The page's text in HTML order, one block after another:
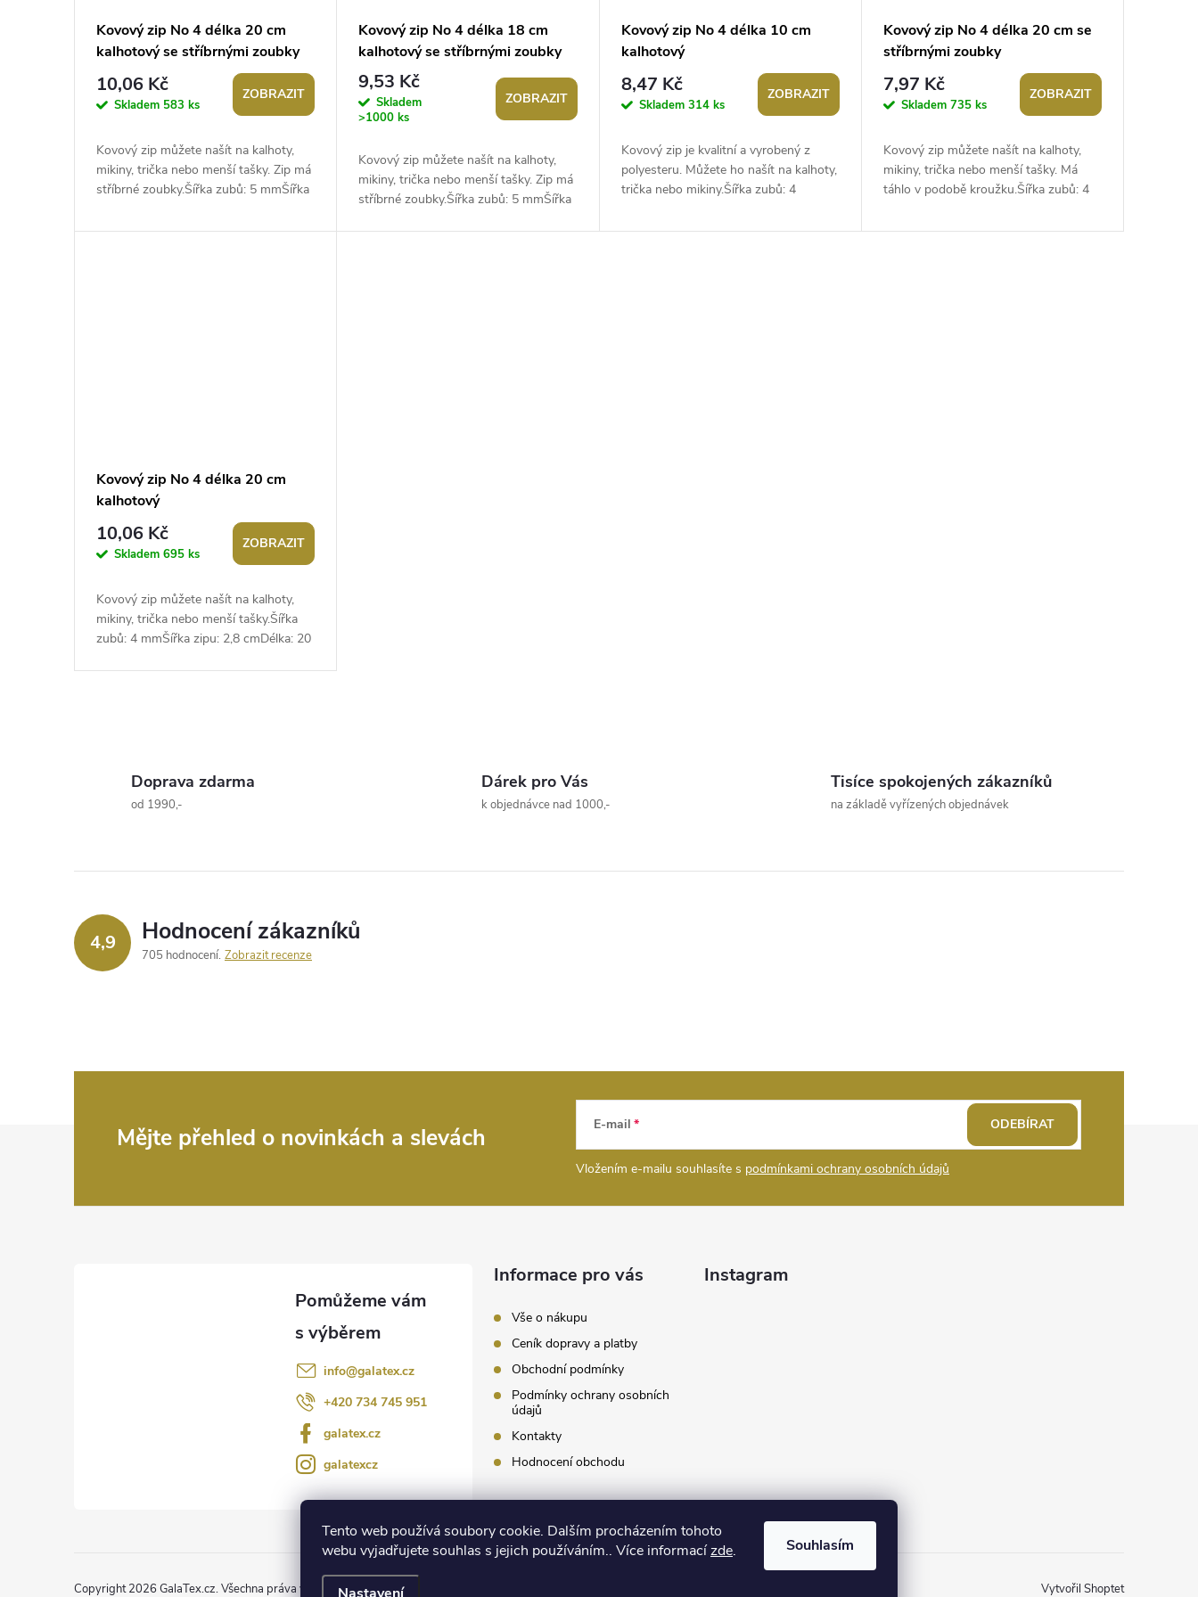
Tento web používá soubory cookie. Dalším procházením tohoto
webu vyjadřujete souhlas s jejich používáním.. Více informacízde. Souhlasím
k
Kovový zip No 4 délka 20 cm
kalhotový se stříbrnými zoubky
10,06 Kč
Skladem 583 ks
ZOBRAZIT
Kovový zip můžete našít na kalhoty,
mikiny, trička nebo menší tašky. Zip má
stříbrné zoubky.Šířka zubů: 5 mmŠířka
Kovový zip No 4 délka 18 cm
kalhotový se stříbrnými zoubky
9,53 Kč
Skladem
>1000 ks
ZOBRAZIT
Kovový zip můžete našít na kalhoty,
mikiny, trička nebo menší tašky. Zip má
stříbrné zoubky.Šířka zubů: 5 mmŠířka
Kovový zip No 4 délka 10 cm
kalhotový
8,47 Kč
Skladem 314 ks
ZOBRAZIT
Kovový zip je kvalitní a vyrobený z
polyesteru. Můžete ho našít na kalhoty,
trička nebo mikiny.Šířka zubů: 4
Kovový zip No 4 délka 20 cm se
stříbrnými zoubky
7,97 Kč
Skladem 735 ks
ZOBRAZIT
Kovový zip můžete našít na kalhoty,
mikiny, trička nebo menší tašky. Má
táhlo v podobě kroužku.Šířka zubů: 4
Kovový zip No 4 délka 20 cm
kalhotový
10,06 Kč
Skladem 695 ks
ZOBRAZIT
Kovový zip můžete našít na kalhoty,
mikiny, trička nebo menší tašky.Šířka
zubů: 4 mmŠířka zipu: 2,8 cmDélka: 20
d
a
c
v
Doprava zdarma
od 1990,-
Dárek pro Vás
k objednávce nad 1000,-
Tisíce spokojených zákazníků
na základě vyřízených objednávek
4,9 Hodnocení zákazníků
705 hodnocení Zobrazit recenze
Mějte přehled o novinkách a slevách E-mail
Vložením e-mailu souhlasíte s podmínkami ochrany osobních údajů
ODEBÍRAT
info@galatex.cz
+420 734 745 951
galatex.cz
galatexcz
Informace pro vás
Vše o nákupu
Ceník dopravy a platby
Obchodní podmínky
Podmínky ochrany osobních
údajů
Kontakty
Hodnocení obchodu
Instagram
Sledovat na Instagramu
Vytvořil Shoptet
Copyright 2026 GalaTex.cz. Všechna práva vyhrazena.Upravit nastavení cookies